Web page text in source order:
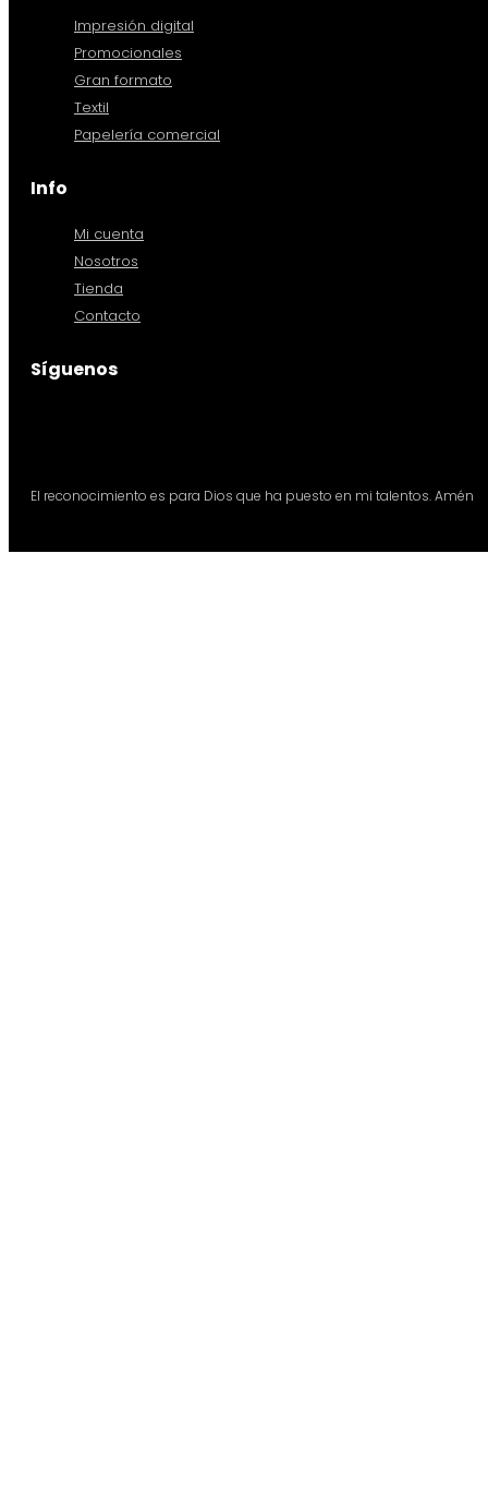
Impresión digital
Promocionales
Gran formato
Textil
Papelería comercial
Info
Mi cuenta
Nosotros
Tienda
Contacto
Síguenos
El reconocimiento es para Dios que ha puesto en mi talentos. Amén